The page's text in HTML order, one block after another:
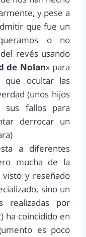
y pese a
que fue un
o no
revés usando
de Nolan» para
que ocultar las
(unos hijos
sus fallos para
derrocar un
a diferentes
mucha de la
visto y reseñado
sino un
realizadas por
ha coincidido en
es poco